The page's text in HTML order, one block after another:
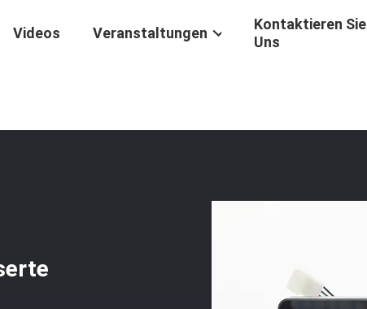
Videos Veranstaltungen
Kontaktieren Sie
Uns